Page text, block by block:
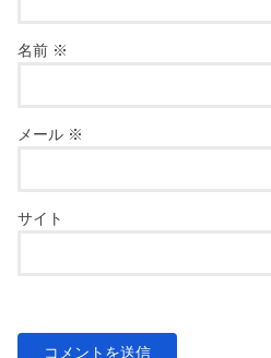
名前 ※
メール ※
サイト